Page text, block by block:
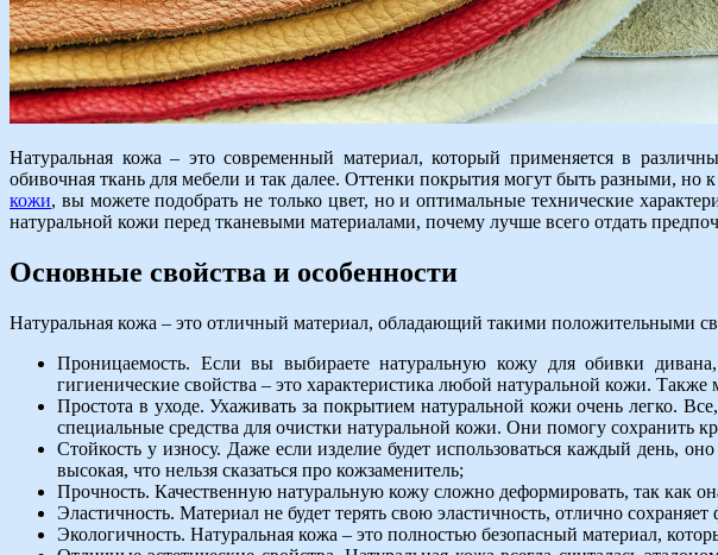
Натуральная кожа – это современный материал, который применяется в
обивочная ткань для мебели и так далее. Оттенки покрытия могут быть разными,
кожи, вы можете подобрать не только цвет, но и оптимальные технические
натуральной кожи перед тканевыми материалами, почему лучше всего отдать
Основные свойства и особенности
Натуральная кожа – это отличный материал, обладающий такими положительными
Проницаемость. Если вы выбираете натуральную кожу для обивки
гигиенические свойства – это характеристика любой натуральной кожи.
Простота в уходе. Ухаживать за покрытием натуральной кожи очень легко.
специальные средства для очистки натуральной кожи. Они помогу сохранить
Стойкость у износу. Даже если изделие будет использоваться каждый день,
высокая, что нельзя сказаться про кожзаменитель;
Прочность. Качественную натуральную кожу сложно деформировать, так как
Эластичность. Материал не будет терять свою эластичность, отлично
Экологичность. Натуральная кожа – это полностью безопасный материал,